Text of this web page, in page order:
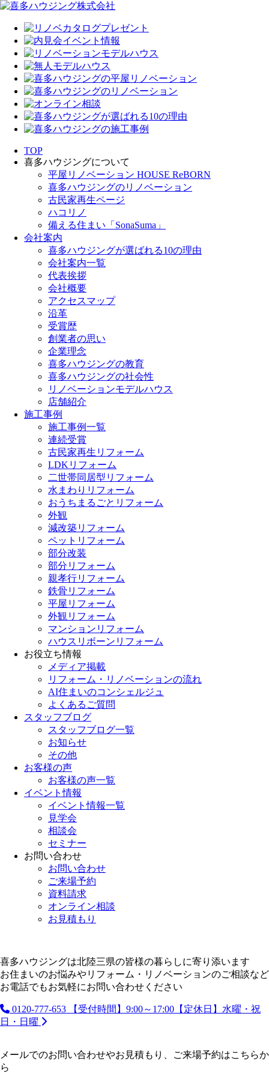
TOP
喜多ハウジングについて
平屋リノベーション HOUSE ReBORN
喜多ハウジングのリノベーション
古民家再生ページ
ハコリノ
備える住まい「SonaSuma」
会社案内
喜多ハウジングが選ばれる10の理由
会社案内一覧
代表挨拶
会社概要
アクセスマップ
沿革
受賞歴
創業者の思い
企業理念
喜多ハウジングの教育
喜多ハウジングの社会性
リノベーションモデルハウス
店舗紹介
施工事例
施工事例一覧
連続受賞
古民家再生リフォーム
LDKリフォーム
二世帯同居型リフォーム
水まわりリフォーム
おうちまるごとリフォーム
外観
減改築リフォーム
ペットリフォーム
部分改装
部分リフォーム
親孝行リフォーム
鉄骨リフォーム
平屋リフォーム
外観リフォーム
マンションリフォーム
ハウスリボーンリフォーム
お役立ち情報
メディア掲載
リフォーム・リノベーションの流れ
AI住まいのコンシェルジュ
よくあるご質問
スタッフブログ
スタッフブログ一覧
お知らせ
その他
お客様の声
お客様の声一覧
イベント情報
イベント情報一覧
見学会
相談会
セミナー
お問い合わせ
お問い合わせ
ご来場予約
資料請求
オンライン相談
お見積もり
喜多ハウジングは北陸三県の皆様の暮らしに寄り添います
お住まいのお悩みやリフォーム・リノベーションのご相談など
お電話でもお気軽にお問い合わせください
0120-777-653
【受付時間】9:00～17:00【定休日】水曜・祝
日・日曜
メールでのお問い合わせやお見積もり、ご来場予約はこちらか
ら